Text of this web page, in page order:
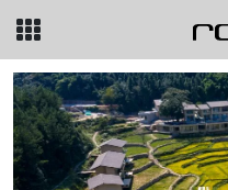
Skip
content